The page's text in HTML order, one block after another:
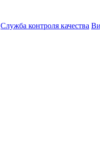
Служба контроля качества